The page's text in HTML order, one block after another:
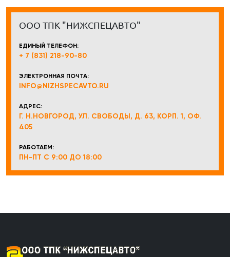
ООО ТПК "НИЖСПЕЦАВТО"
ЕДИНЫЙ ТЕЛЕФОН:
+ 7 (831) 218-90-80
ЭЛЕКТРОННАЯ ПОЧТА:
INFO@NIZHSPECAVTO.RU
АДРЕС:
Г. Н.НОВГОРОД, УЛ. СВОБОДЫ, Д. 63, КОРП. 1, ОФ.
405
РАБОТАЕМ:
ПН-ПТ С 9:00 ДО 18:00